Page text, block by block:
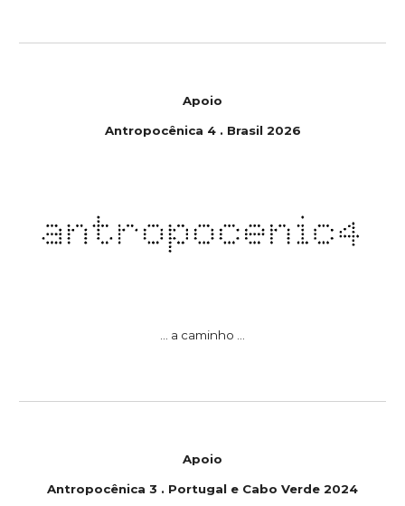
Apoio
Antropocênica 4. Brasil 2026
... a caminho ...
Apoio
Antropocênica 3 . Portugal e Cabo Verde 2024